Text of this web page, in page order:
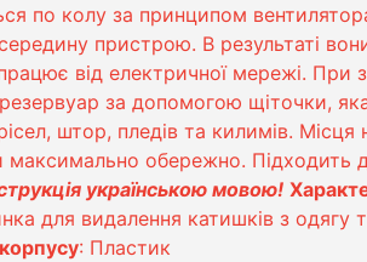
по колу за принципом
пристрою. В результаті
від електричної мережі. При
за допомогою щіточки,
штор, пледів та килимів.
максимально обережно. Підходить
українською мовою!
для видалення катишків з одягу
: Пластик